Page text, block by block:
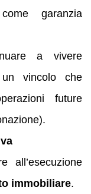
garanzia
a vivere
un vincolo che
future
all’esecuzione
immobiliare.